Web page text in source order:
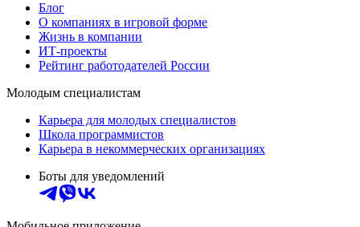
Блог
О компаниях в игровой форме
Жизнь в компании
ИТ-проекты
Рейтинг работодателей России
Молодым специалистам
Карьера для молодых специалистов
Школа программистов
Карьера в некоммерческих организациях
Боты для уведомлений